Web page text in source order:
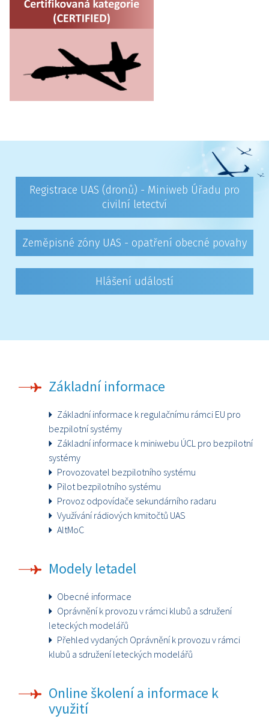
Registrace UAS (dronů) - Miniweb Úřadu pro
civilní letectví
Zeměpisné zóny UAS - opatření obecné povahy
Hlášení událostí
Základní informace
Základní informace k regulačnímu rámci EU pro
bezpilotní systémy
Základní informace k miniwebu ÚCL pro bezpilotní
systémy
Provozovatel bezpilotního systému
Pilot bezpilotního systému
Provoz odpovídače sekundárního radaru
Využívání rádiových kmitočtů UAS
AltMoC
Modely letadel
Obecné informace
Oprávnění k provozu v rámci klubů a sdružení
leteckých modelářů
Přehled vydaných Oprávnění k provozu v rámci
klubů a sdružení leteckých modelářů
Online školení a informace k
využití